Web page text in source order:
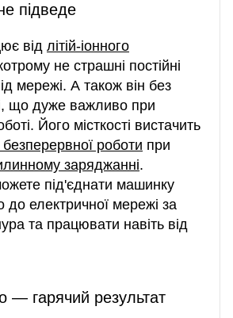
підведе
від літій-іонного
не страшні постійні
мережі. А також він без
що дуже важливо при
Його місткості вистачить
роботи при
заряджанні.
під'єднати машинку
до електричної мережі за
та працювати навіть від
— гарячий результат